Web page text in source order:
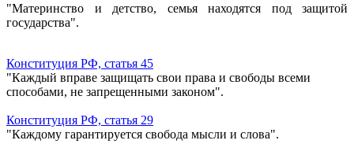
"Материнство и детство, семья находятся под защитой
государства".
Конституция РФ, статья 45
"Каждый вправе защищать свои права и свободы всеми
способами, не запрещенными законом".
Конституция РФ, статья 29
"Каждому гарантируется свобода мысли и слова".